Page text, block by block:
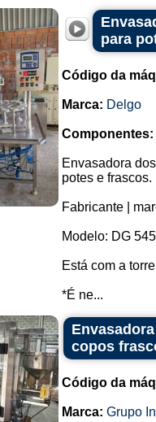
para
Código da
Marca: Delgo
Componentes:
Envasadora
potes e frascos.
Fabricante |
Modelo: DG
Está com a
*É ne...
copos
Código da
Marca: Grupo